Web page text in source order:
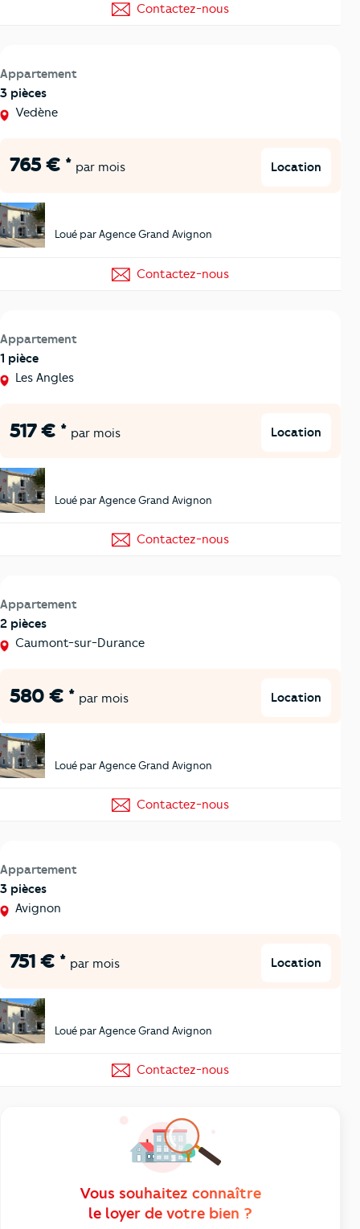
Contactez-nous
Appartement
3 pièces
Vedène
765 € * par mois Location
Loué par Agence Grand Avignon
Contactez-nous
Appartement
1 pièce
Les Angles
517 € * par mois Location
Loué par Agence Grand Avignon
Contactez-nous
Appartement
2 pièces
Caumont-sur-Durance
580 € * par mois Location
Loué par Agence Grand Avignon
Contactez-nous
Appartement
3 pièces
Avignon
751 € * par mois Location
Loué par Agence Grand Avignon
Contactez-nous
Vous souhaitez connaître
le loyer de votre bien ?